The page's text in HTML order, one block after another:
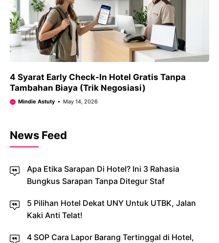
4 Syarat Early Check-In Hotel Gratis Tanpa
Tambahan Biaya (Trik Negosiasi)
Mindie Astuty May 14, 2026
News Feed
Apa Etika Sarapan Di Hotel? Ini 3 Rahasia
Bungkus Sarapan Tanpa Ditegur Staf
5 Pilihan Hotel Dekat UNY Untuk UTBK, Jalan
Kaki Anti Telat!
4 SOP Cara Lapor Barang Tertinggal di Hotel,